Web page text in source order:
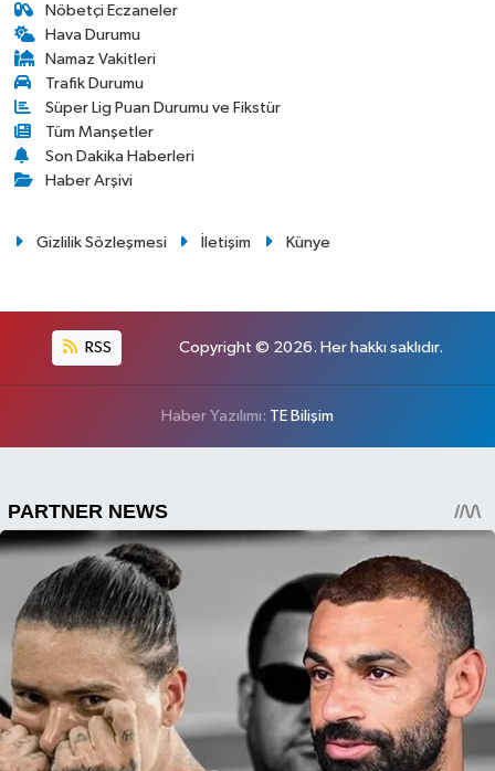
Nöbetçi Eczaneler
Hava Durumu
Namaz Vakitleri
Trafik Durumu
Süper Lig Puan Durumu ve Fikstür
Tüm Manşetler
Son Dakika Haberleri
Haber Arşivi
Gizlilik Sözleşmesi İletişim Künye
RSS Copyright © 2026. Her hakkı saklıdır.
Haber Yazılımı: TE Bilişim